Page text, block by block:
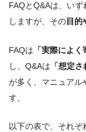
FAQとQ&Aは、い
しますが、その目的
FAQは 「実際によく
し、Q&Aは 「想定さ
が多く、マニュアル
す。
以下の表で、それぞ